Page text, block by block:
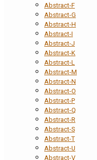
Abstract-F
Abstract-G
Abstract-H
Abstract-I
Abstract-J
Abstract-K
Abstract-L
Abstract-M
Abstract-N
Abstract-O
Abstract-P
Abstract-Q
Abstract-R
Abstract-S
Abstract-T
Abstract-U
Abstract-V